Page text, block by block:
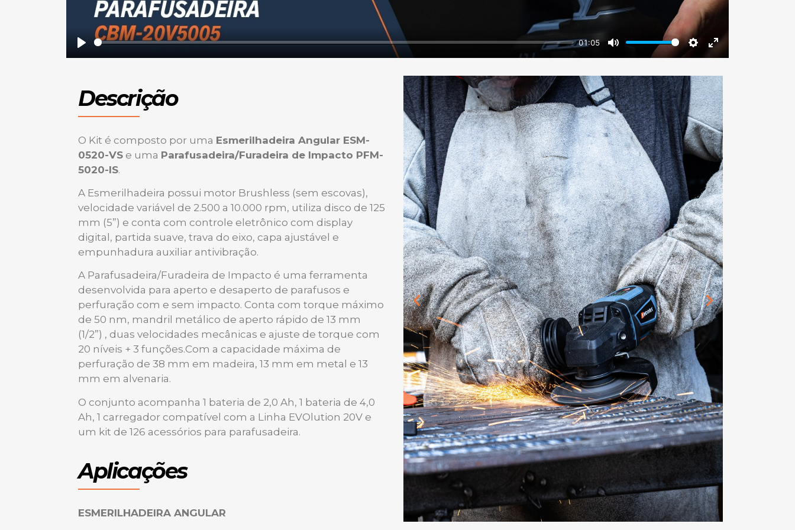
Play
01:05
Mute SettingsEnter fullscreen
Descrição
O Kit é composto por uma Esmerilhadeira Angular ESM-
0520-VS e uma Parafusadeira/Furadeira de Impacto PFM-
5020-IS.
A Esmerilhadeira possui motor Brushless (sem escovas),
velocidade variável de 2.500 a 10.000 rpm, utiliza disco de 125
mm (5”) e conta com controle eletrônico com display
digital, partida suave, trava do eixo, capa ajustável e
empunhadura auxiliar antivibração.
A Parafusadeira/Furadeira de Impacto é uma ferramenta
desenvolvida para aperto e desaperto de parafusos e
perfuração com e sem impacto. Conta com torque máximo
de 50 nm, mandril metálico de aperto rápido de 13 mm
(1/2”) , duas velocidades mecânicas e ajuste de torque com
20 níveis + 3 funções.Com a capacidade máxima de
perfuração de 38 mm em madeira, 13 mm em metal e 13
mm em alvenaria.
O conjunto acompanha 1 bateria de 2,0 Ah, 1 bateria de 4,0
Ah, 1 carregador compatível com a Linha EVOlution 20V e
um kit de 126 acessórios para parafusadeira.
Aplicações
ESMERILHADEIRA ANGULAR